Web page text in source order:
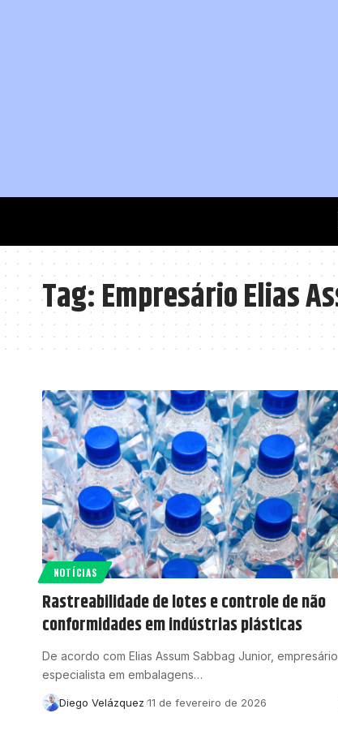
Tag:Empresário Elias
NOTÍCIAS
Rastreabilidade de lotes e controle de não
conformidades em indústrias plásticas
De acordo com Elias Assum Sabbag Junior,
especialista em embalagens…
Diego Velázquez 11 de fevereiro de 2026